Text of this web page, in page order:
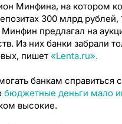
Минфина, на котором
300 млрд рублей,
предлагал на
Из них банки забрали
пишет «Lenta.ru».
банкам справиться
бюджетные деньги мало
высокие.